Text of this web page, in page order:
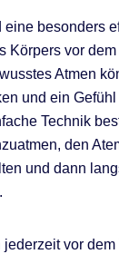
besonders
Körpers vor dem
Atmen
und ein
Technik
den
und dann
vor dem